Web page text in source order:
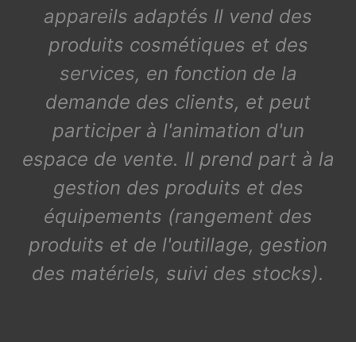
appareils adaptés Il vend des
produits cosmétiques et des
services, en fonction de la
demande des clients, et peut
participer à l'animation d'un
espace de vente. Il prend part à la
gestion des produits et des
équipements (rangement des
produits et de l'outillage, gestion
des matériels, suivi des stocks).